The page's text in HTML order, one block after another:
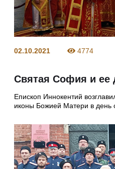
02.10.2021 4774
Святая София и ее
Епископ Иннокентий
иконы Божией Матери в день